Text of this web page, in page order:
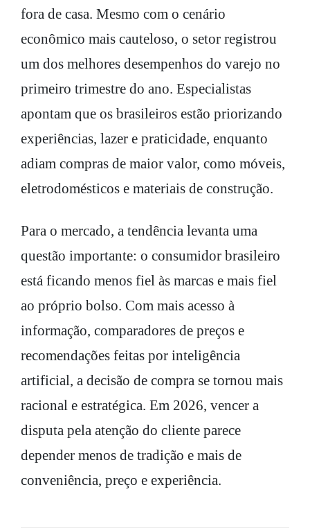
fora de casa. Mesmo com o cenário
econômico mais cauteloso, o setor registrou
um dos melhores desempenhos do varejo no
primeiro trimestre do ano. Especialistas
apontam que os brasileiros estão priorizando
experiências, lazer e praticidade, enquanto
adiam compras de maior valor, como móveis,
eletrodomésticos e materiais de construção.
Para o mercado, a tendência levanta uma
questão importante: o consumidor brasileiro
está ficando menos fiel às marcas e mais fiel
ao próprio bolso. Com mais acesso à
informação, comparadores de preços e
recomendações feitas por inteligência
artificial, a decisão de compra se tornou mais
racional e estratégica. Em 2026, vencer a
disputa pela atenção do cliente parece
depender menos de tradição e mais de
conveniência, preço e experiência.